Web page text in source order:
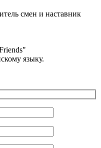
смен и наставник
языку.